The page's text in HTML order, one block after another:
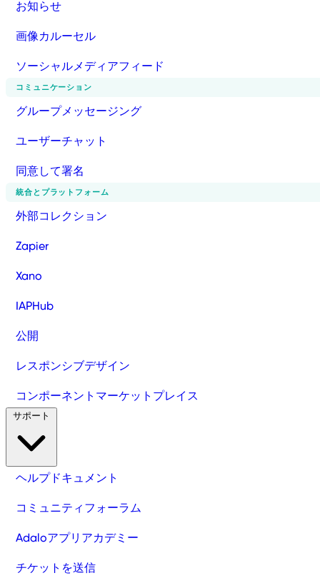
お知らせ
画像カルーセル
ソーシャルメディアフィード
コミュニケーション
グループメッセージング
ユーザーチャット
同意して署名
統合とプラットフォーム
外部コレクション
Zapier
Xano
IAPHub
公開
レスポンシブデザイン
コンポーネントマーケットプレイス
ヘルプドキュメント
コミュニティフォーラム
Adaloアプリアカデミー
チケットを送信